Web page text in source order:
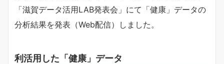
「滋賀データ活用LAB発表会」にて「健康」データの
分析結果を発表（Web配信）しました。
利活用した「健康」データ